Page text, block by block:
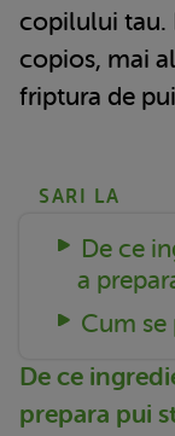
copilului tau.
copios, mai
friptura de
SARI LA
De ce
a
Cum se
De ce
prepara pui